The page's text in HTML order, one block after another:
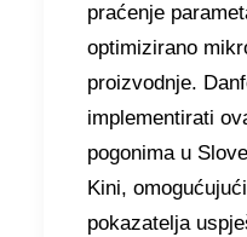
praćenje
optimizirano
proizvodnje.
implementirati
pogonima u
Kini,
pokazatelja